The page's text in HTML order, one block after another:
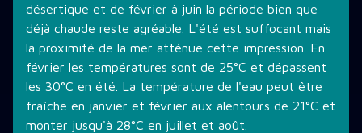
désertique et de février à juin la période bien que
déjà chaude reste agréable. L'été est suffocant mais
la proximité de la mer atténue cette impression. En
février les températures sont de 25°C et dépassent
les 30°C en été. La température de l'eau peut être
fraîche en janvier et février aux alentours de 21°C et
monter jusqu'à 28°C en juillet et août.